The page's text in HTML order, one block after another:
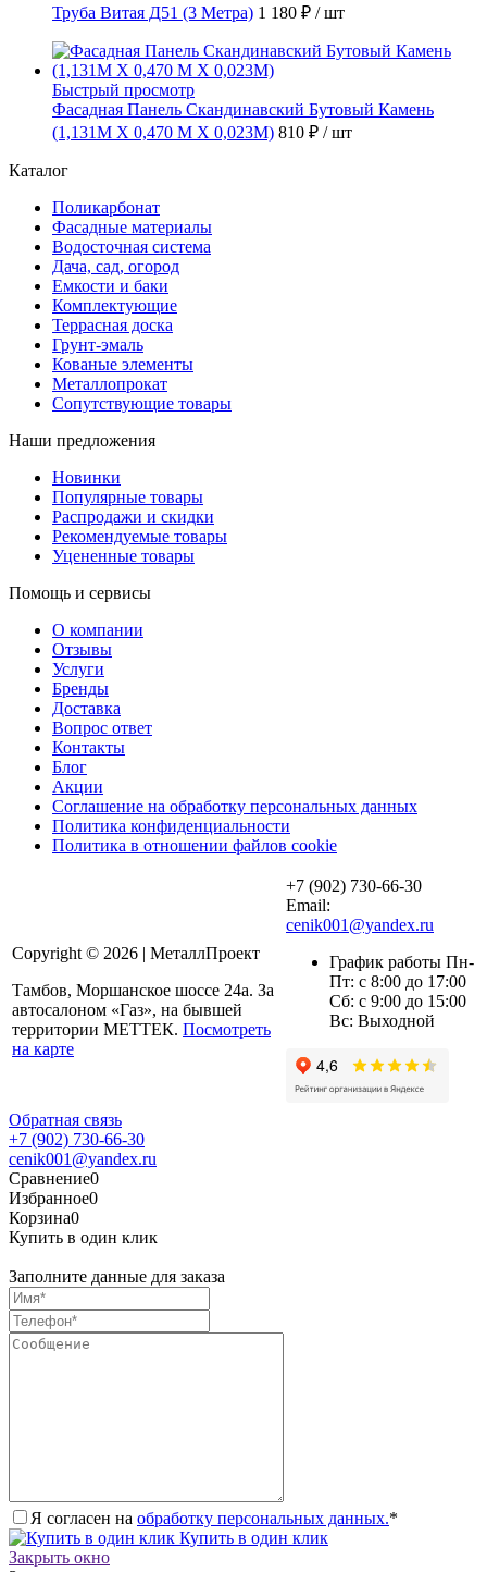
Труба Витая Д51 (3 Метра) 1 180 ₽ / шт
Быстрый просмотр
Фасадная Панель Скандинавский Бутовый Камень
(1,131М Х 0,470 М Х 0,023М) 810 ₽ / шт
Каталог
Поликарбонат
Фасадные материалы
Водосточная система
Дача, сад, огород
Емкости и баки
Комплектующие
Террасная доска
Грунт-эмаль
Кованые элементы
Металлопрокат
Сопутствующие товары
Наши предложения
Новинки
Популярные товары
Распродажи и скидки
Рекомендуемые товары
Уцененные товары
Помощь и сервисы
О компании
Отзывы
Услуги
Бренды
Доставка
Вопрос ответ
Контакты
Блог
Акции
Соглашение на обработку персональных данных
Политика конфиденциальности
Политика в отношении файлов cookie
Copyright © 2026 | МеталлПроект
Тамбов, Моршанское шоссе 24а. За
автосалоном «Газ», на бывшей
территории МЕТТЕК. Посмотреть
на карте
+7 (902) 730-66-30
Email:
cenik001@yandex.ru
График работы Пн-
Пт: с 8:00 до 17:00
Сб: с 9:00 до 15:00
Вс: Выходной
Обратная связь
+7 (902) 730-66-30
cenik001@yandex.ru
Сравнение0
Избранное0
Корзина0
Купить в один клик
Заполните данные для заказа
Я согласен на обработку персональных данных.*
Купить в один клик
Закрыть окно